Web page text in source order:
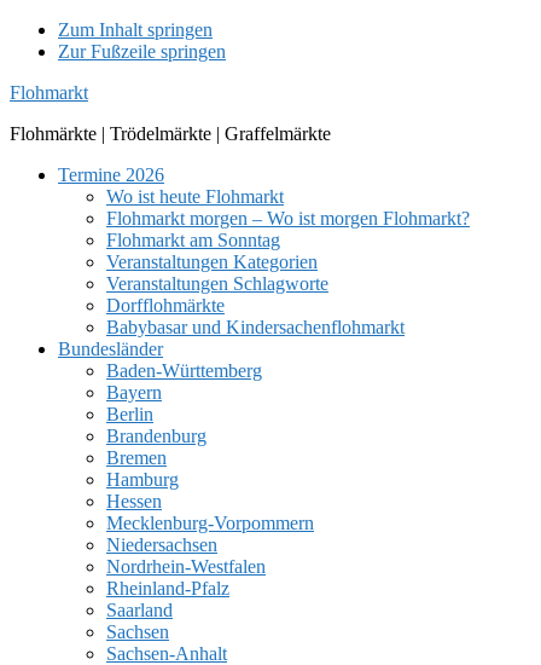
Zum Inhalt springen
Zur Fußzeile springen
Flohmarkt
Flohmärkte | Trödelmärkte | Graffelmärkte
Termine 2026
Wo ist heute Flohmarkt
Flohmarkt morgen – Wo ist morgen Flohmarkt?
Flohmarkt am Sonntag
Veranstaltungen Kategorien
Veranstaltungen Schlagworte
Dorfflohmärkte
Babybasar und Kindersachenflohmarkt
Bundesländer
Baden-Württemberg
Bayern
Berlin
Brandenburg
Bremen
Hamburg
Hessen
Mecklenburg-Vorpommern
Niedersachsen
Nordrhein-Westfalen
Rheinland-Pfalz
Saarland
Sachsen
Sachsen-Anhalt